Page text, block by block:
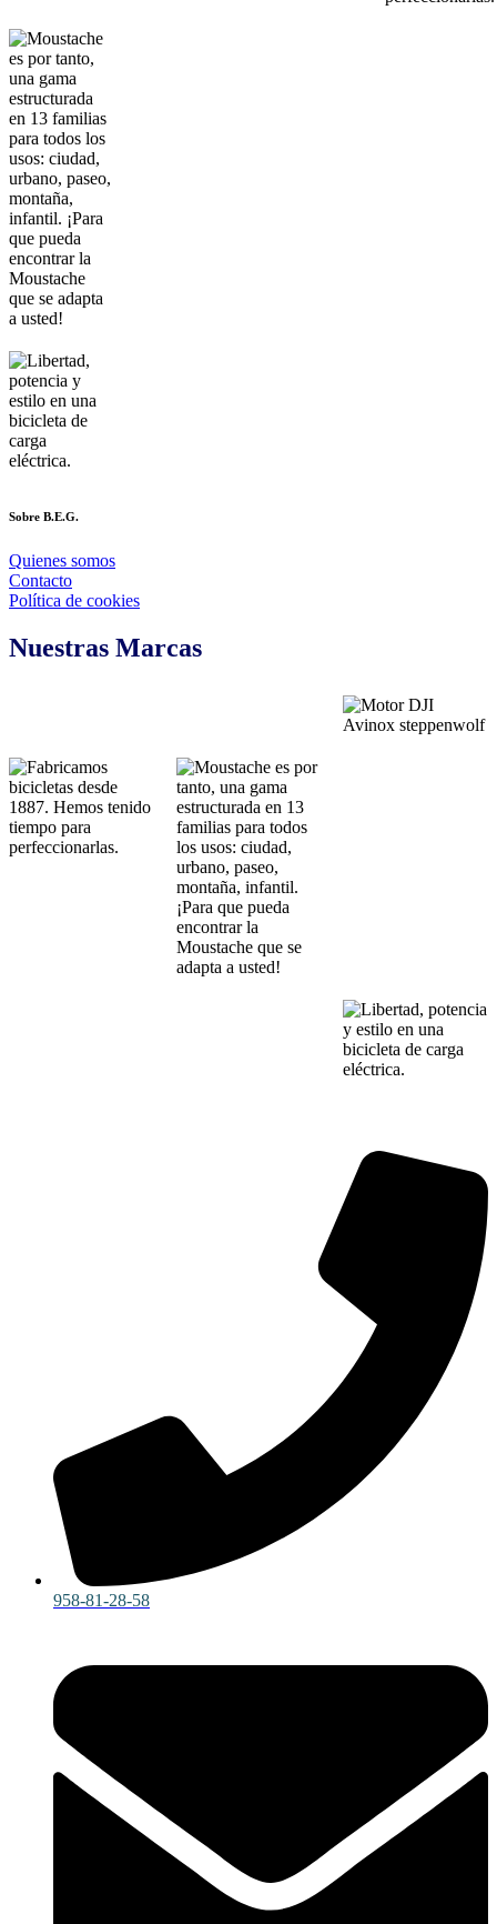
Sobre B.E.G.
Quienes somos
Contacto
Política de cookies
Nuestras Marcas
958-81-28-58